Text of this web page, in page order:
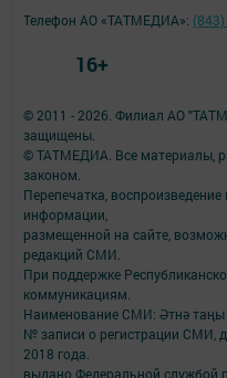
© 2011 - 2026. Филиал АО
защищены.
© ТАТМЕДИА. Все материалы,
законом.
Перепечатка,
информации,
размещенной на сайте,
редакций СМИ.
При поддержке
коммуникациям.
Наименование СМИ: Әтнә таңы
№ записи о регистрации СМИ,
2018 года.
выдано Федеральной службой
Телефон АО «ТАТМЕДИА»:
16+